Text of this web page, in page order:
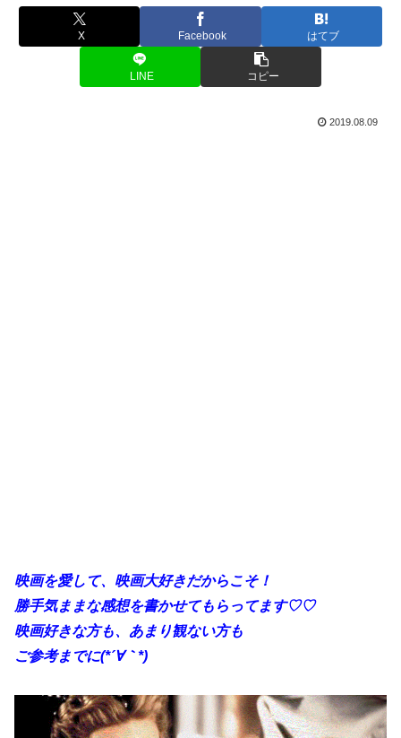
X Facebook はてブ
LINE コピー
2019.08.09
映画を愛して、映画大好きだからこそ！
勝手気ままな感想を書かせてもらってます♡♡
映画好きな方も、あまり観ない方も
ご参考までに(*´∀｀*)